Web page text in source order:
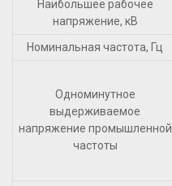
Наибольшее рабочее
напряжение, кВ
Номинальная частота, Гц
Одноминутное
выдерживаемое
напряжение промышленной
частоты